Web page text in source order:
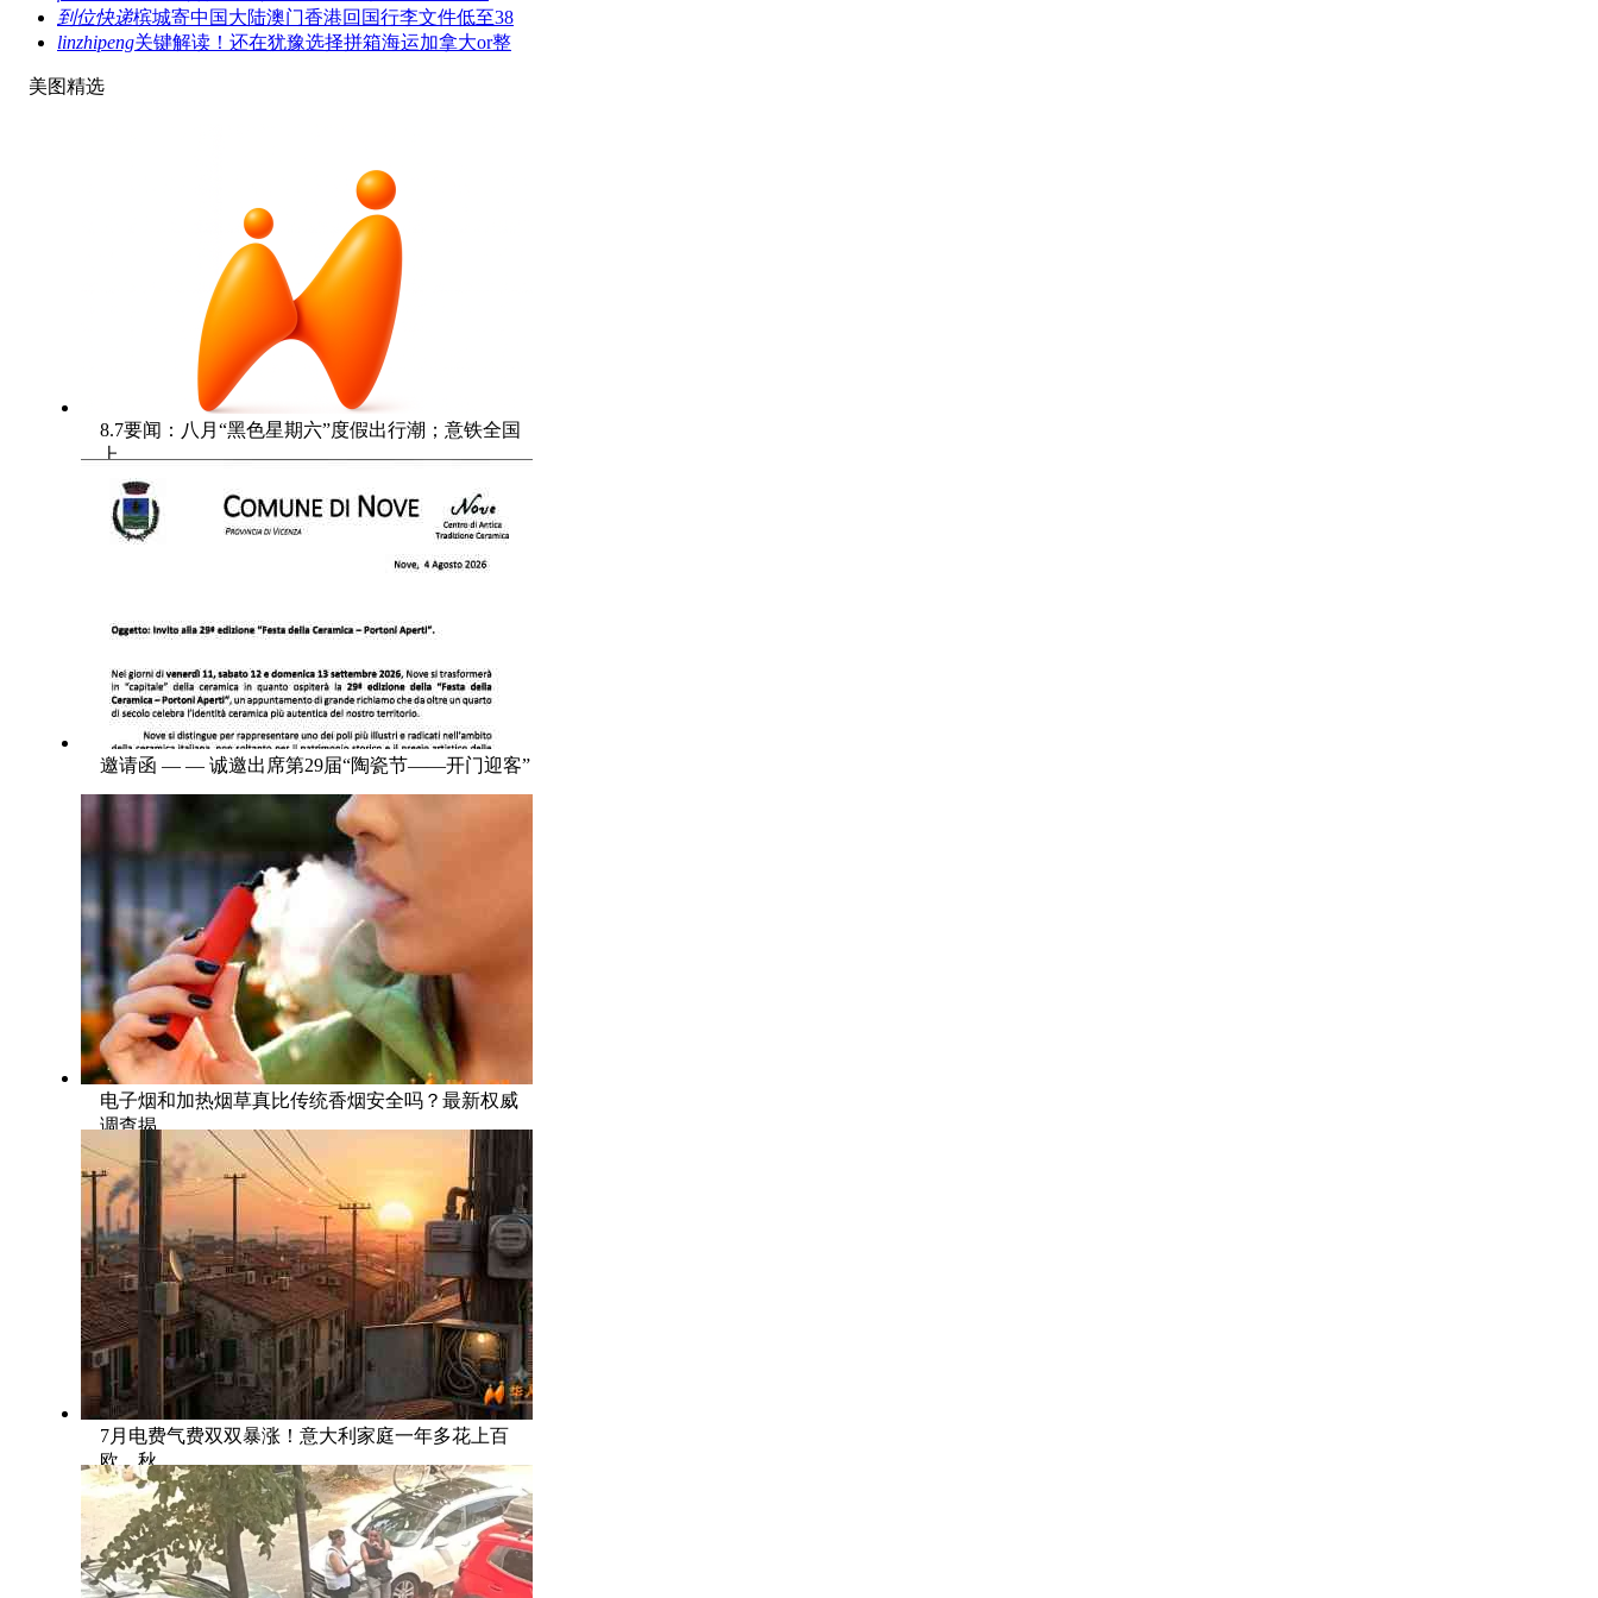
到位快递槟城寄中国大陆澳门香港回国行李文件低至38
linzhipeng关键解读！还在犹豫选择拼箱海运加拿大or整
美图精选
8.7要闻：八月“黑色星期六”度假出行潮；意铁全国
上
邀请函 — — 诚邀出席第29届“陶瓷节——开门迎客”
电子烟和加热烟草真比传统香烟安全吗？最新权威
调查揭
7月电费气费双双暴涨！意大利家庭一年多花上百
欧，秋